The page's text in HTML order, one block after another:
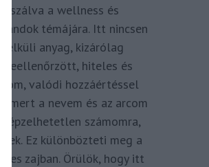
a wellness és
témájára. Itt nincsen
nélküli anyag, kizárólag
leellenőrzött, hiteles és
valódi hozzáértéssel
mert a nevem és az arcom
számomra,
Ez különbözteti meg a
zajban. Örülök, hogy itt